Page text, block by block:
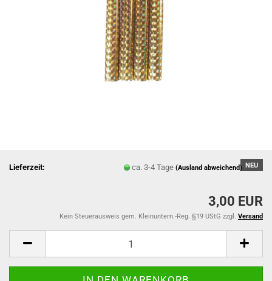
NEU
Lieferzeit: ca. 3-4 Tage(Ausland abweichend)
3,00 EUR
Kein Steuerausweis gem. Kleinuntern.-Reg. §19 UStG zzgl. Versand